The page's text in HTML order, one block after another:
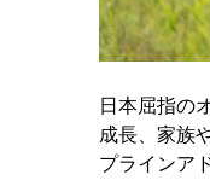
日本屈指の
成長、家族
プラインア